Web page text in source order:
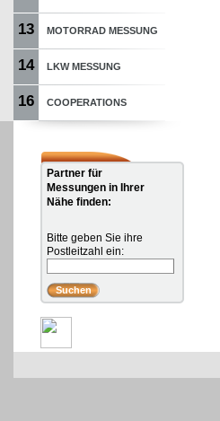
13 MOTORRAD MESSUNG
14 LKW MESSUNG
16 COOPERATIONS
Partner für
Messungen in Ihrer
Nähe finden:
Bitte geben Sie ihre
Postleitzahl ein: